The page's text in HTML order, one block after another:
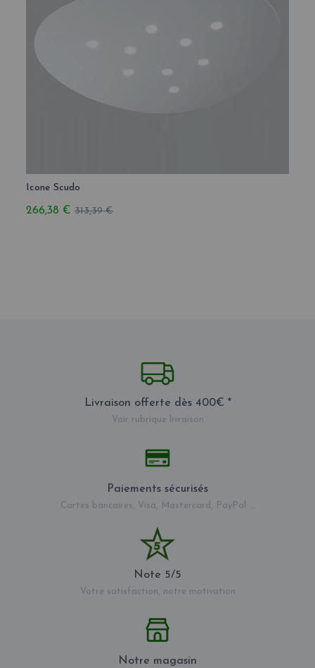
Icone Scudo
266,38 € 313,39 €
Livraison offerte dès 400€ *
Voir rubrique livraison
Paiements sécurisés
Cartes bancaires, Visa, Mastercard, PayPal ...
Note 5/5
Votre satisfaction, notre motivation
Notre magasin